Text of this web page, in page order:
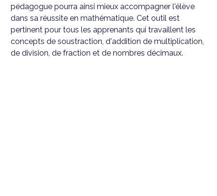
pédagogue pourra ainsi mieux accompagner l'élève
dans sa réussite en mathématique. Cet outil est
pertinent pour tous les apprenants qui travaillent les
concepts de soustraction, d'addition de multiplication,
de division, de fraction et de nombres décimaux.